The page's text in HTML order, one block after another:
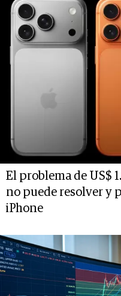
El problema de US$
no puede resolver y
iPhone